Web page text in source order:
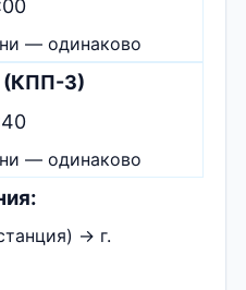
— одинаково
(КПП-3)
— одинаково
→ г.